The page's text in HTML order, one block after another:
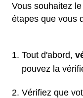
Vous souhaitez
étapes que vous
Tout d'abord,
pouvez la
Vérifiez que